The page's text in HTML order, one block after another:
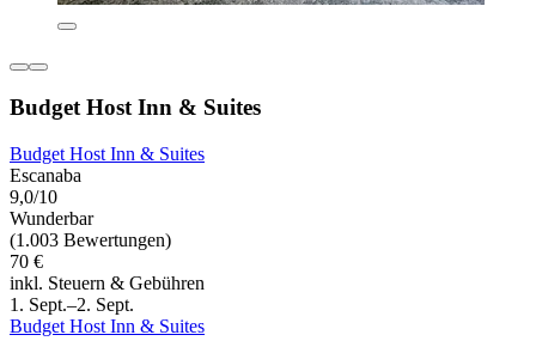
Budget Host Inn & Suites
Budget Host Inn & Suites
Escanaba
9,0/10
Wunderbar
(1.003 Bewertungen)
70 €
inkl. Steuern & Gebühren
1. Sept.–2. Sept.
Budget Host Inn & Suites